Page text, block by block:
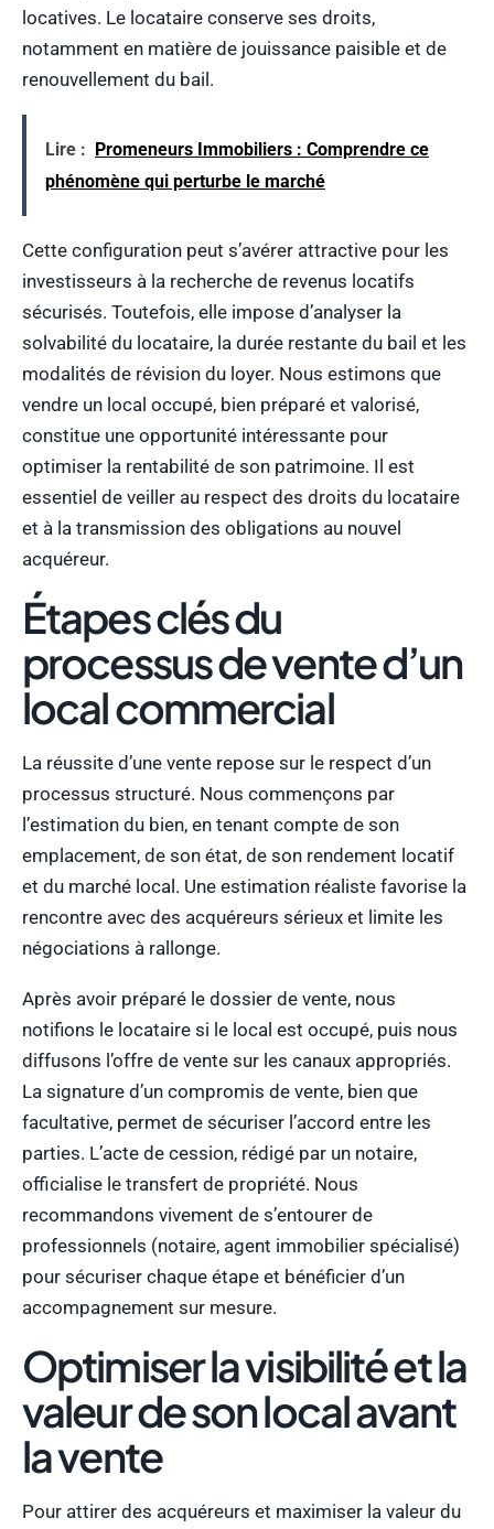
locatives. Le locataire conserve ses droits,
notamment en matière de jouissance paisible et de
renouvellement du bail.
Lire :
Promeneurs Immobiliers : Comprendre ce
phénomène qui perturbe le marché
Cette configuration peut s’avérer attractive pour les
investisseurs à la recherche de revenus locatifs
sécurisés. Toutefois, elle impose d’analyser la
solvabilité du locataire, la durée restante du bail et les
modalités de révision du loyer. Nous estimons que
vendre un local occupé, bien préparé et valorisé,
constitue une opportunité intéressante pour
optimiser la rentabilité de son patrimoine. Il est
essentiel de veiller au respect des droits du locataire
et à la transmission des obligations au nouvel
acquéreur.
Étapes clés du
processus de vente d’un
local commercial
La réussite d’une vente repose sur le respect d’un
processus structuré. Nous commençons par
l’estimation du bien, en tenant compte de son
emplacement, de son état, de son rendement locatif
et du marché local. Une estimation réaliste favorise la
rencontre avec des acquéreurs sérieux et limite les
négociations à rallonge.
Après avoir préparé le dossier de vente, nous
notifions le locataire si le local est occupé, puis nous
diffusons l’offre de vente sur les canaux appropriés.
La signature d’un compromis de vente, bien que
facultative, permet de sécuriser l’accord entre les
parties. L’acte de cession, rédigé par un notaire,
officialise le transfert de propriété. Nous
recommandons vivement de s’entourer de
professionnels (notaire, agent immobilier spécialisé)
pour sécuriser chaque étape et bénéficier d’un
accompagnement sur mesure.
Optimiser la visibilité et la
valeur de son local avant
la vente
Pour attirer des acquéreurs et maximiser la valeur du